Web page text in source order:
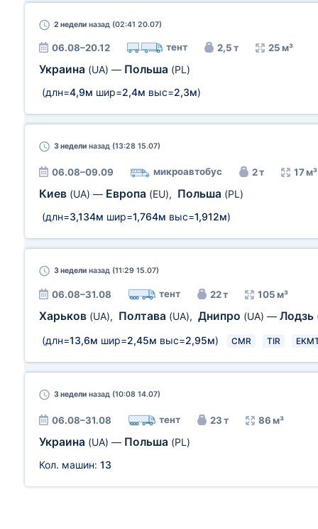
2 недели назад (02:41 20.07)
06.08–20.12 тент 2,5 т 25 м³
Украина (UA) — Польша (PL)
(длн=4,9м шир=2,4м выс=2,3м)
3 недели назад (13:28 15.07)
06.08–09.09 микроавтобус 2 т 17 м³
Киев (UA) — Европа (EU), Польша (PL)
(длн=3,134м шир=1,764м выс=1,912м)
3 недели назад (11:29 15.07)
06.08–31.08 тент 22 т 105 м³
Харьков (UA), Полтава (UA), Днипро (UA) — Лодзь
(длн=13,6м шир=2,45м выс=2,95м) CMR TIR
3 недели назад (10:08 14.07)
06.08–31.08 тент 23 т 86 м³
Украина (UA) — Польша (PL)
Кол. машин: 13